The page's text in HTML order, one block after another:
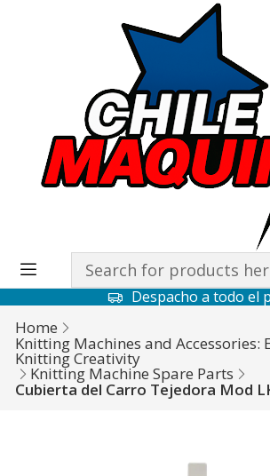
Despacho a todo el
Home
Knitting Machines and Accessories:
Knitting Creativity
Knitting Machine Spare Parts
Cubierta del Carro Tejedora Mod